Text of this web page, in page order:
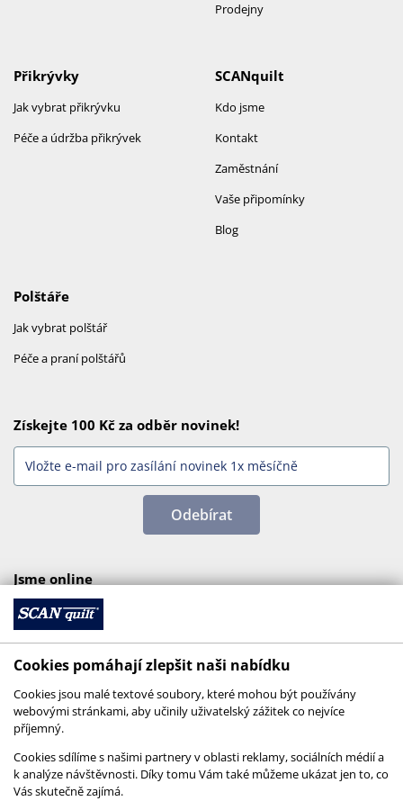
Prodejny
SCANquilt
Kdo jsme
Kontakt
Zaměstnání
Vaše připomínky
Blog
Přikrývky
Jak vybrat přikrývku
Péče a údržba přikrývek
Polštáře
Jak vybrat polštář
Péče a praní polštářů
Získejte 100 Kč za odběr novinek!
Odebírat
Jsme online
© 2026 SCANquilt - všechna práva vyhrazena
Cookies pomáhají zlepšit naši nabídku
Cookies jsou malé textové soubory, které mohou být používány
webovými stránkami, aby učinily uživatelský zážitek co nejvíce
příjemný.
Cookies sdílíme s našimi partnery v oblasti reklamy, sociálních médií a
k analýze návštěvnosti. Díky tomu Vám také můžeme ukázat jen to, co
Vás skutečně zajímá.